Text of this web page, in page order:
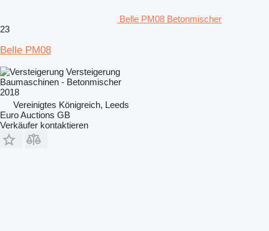
Belle PM08 Betonmischer
23
Belle PM08
Versteigerung
Baumaschinen - Betonmischer
2018
Vereinigtes Königreich, Leeds
Euro Auctions GB
Verkäufer kontaktieren